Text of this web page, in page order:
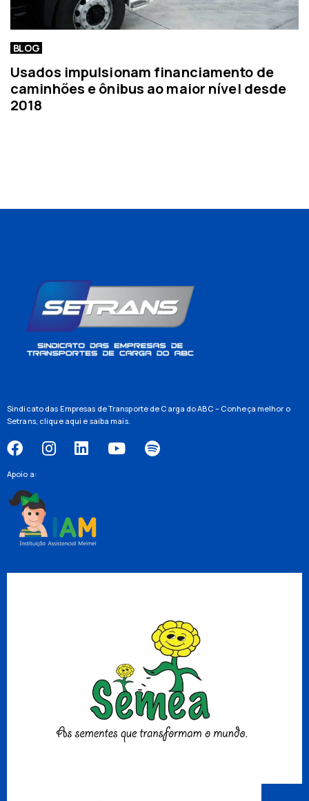
BLOG
Usados impulsionam financiamento de
caminhões e ônibus ao maior nível desde
2018
Sindicato das Empresas de Transporte de Carga do ABC – Conheça melhor o
Setrans, clique aqui e saiba mais.
Apoio a: